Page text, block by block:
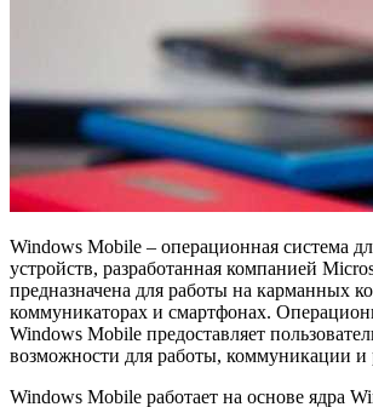
Windows Mobile – операционная система
устройств, разработанная компанией
предназначена для работы на карманных
коммуникаторах и смартфонах.
Windows Mobile предоставляет
возможности для работы, коммуникации и
Windows Mobile работает на основе ядра